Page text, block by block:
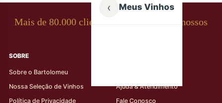
‹ Meus Vinhos
Mais de 80.000 clientes apaixonados por nossos
SOBRE
Sobre o Bartolomeu
Nossa Seleção de Vinhos
Política de Privacidade
Ajuda & Atendimento
Fale Conosco